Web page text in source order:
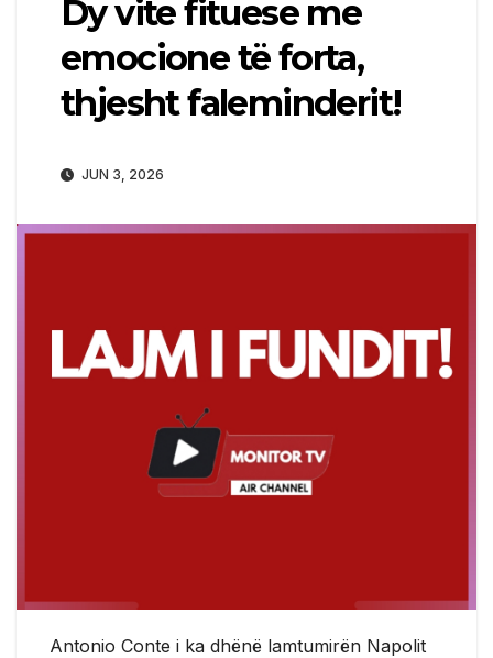
Dy vite fituese me
emocione të forta,
thjesht faleminderit!
JUN 3, 2026
Antonio Conte i ka dhënë lamtumirën Napolit